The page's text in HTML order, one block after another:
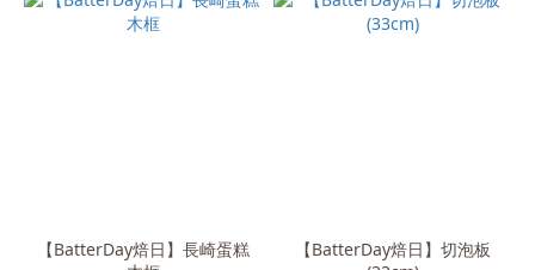
【BatterDay焙日】長崎蛋糕
【BatterDay焙日】切泡板